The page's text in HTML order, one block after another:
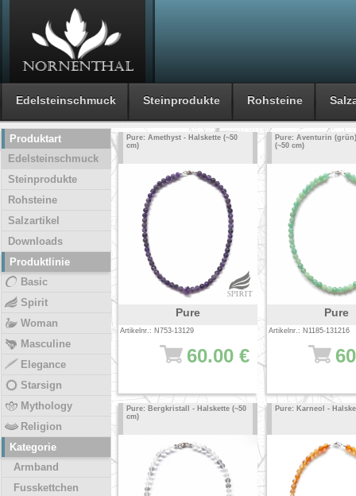
Edelsteinschmuck Steinprodukte Rohsteine
Pure: Amethyst - Halskette (~50
cm)
Pure
Artikelnr.: N753-13129
60.00 €
Pure: Aventurin
(~50 cm)
Pure
Artikelnr.: N1185-131216
Pure: Bergkristall - Halskette (~50
cm)
Pure: Karneol -
Produktart
Edelsteinschmuck
Steinprodukte
Rohsteine
Salzartikel
Downloads
Produktlinie
Basic
Spirit
Woman
Masculine
Elegance
Starsign
Mythology
Religion
Kategorie
Armband
Fusskettchen